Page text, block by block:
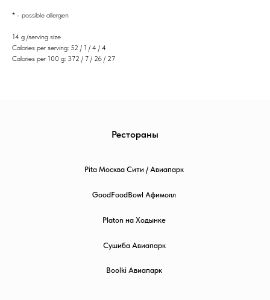
* - possible allergen
14 g /serving size
Calories per serving: 52 / 1 / 4 / 4
Calories per 100 g: 372 / 7 / 26 / 27
Рестораны
Pita Москва Сити / Авиапарк
GoodFoodBowl Афимолл
Platon на Ходынке
Сушиба Авиапарк
Boolki Авиапарк